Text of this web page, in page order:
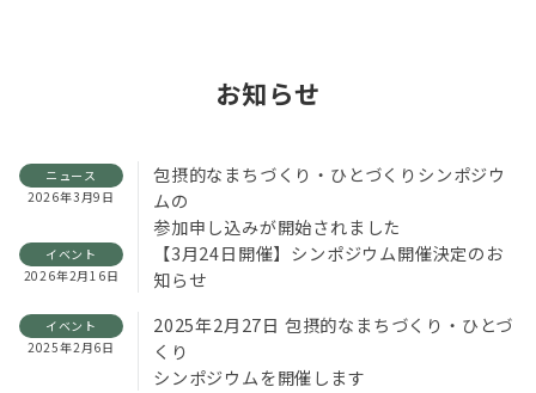
お知らせ
ニュース
2026年3月9日
包摂的なまちづくり・ひとづくりシンポジウ
ムの
参加申し込みが開始されました
イベント
2026年2月16日
【3月24日開催】シンポジウム開催決定のお
知らせ
イベント
2025年2月6日
2025年2月27日 包摂的なまちづくり・ひとづ
くり
シンポジウムを開催します